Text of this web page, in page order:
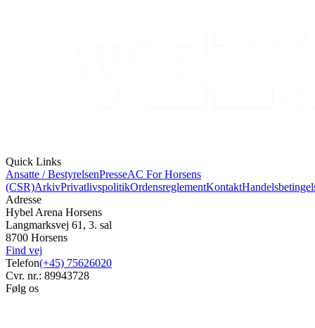
Quick Links
Ansatte / BestyrelsenPresseAC For Horsens
(CSR)ArkivPrivatlivspolitikOrdensreglementKontakt
Adresse
Hybel Arena Horsens
Langmarksvej 61, 3. sal
8700 Horsens
Find vej
Telefon(+45) 75626020
Cvr. nr.: 89943728
Følg os